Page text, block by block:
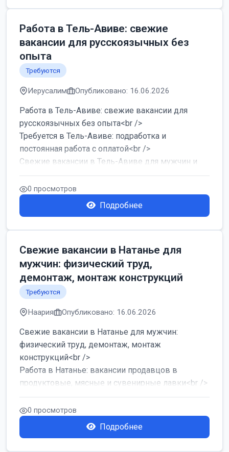
Работа в Тель-Авиве: свежие
вакансии для русскоязычных без
опыта
Требуются
Иерусалим Опубликовано: 16.06.2026
Работа в Тель-Авиве: свежие вакансии для
русскоязычных без опыта<br />
Требуется в Тель-Авиве: подработка и
постоянная работа с оплатой<br />
Свежие вакансии в Тель-Авиве для мужчин и
женщин от хозя...
0 просмотров
Подробнее
Свежие вакансии в Натанье для
мужчин: физический труд,
демонтаж, монтаж конструкций
Требуются
Наария Опубликовано: 16.06.2026
Свежие вакансии в Натанье для мужчин:
физический труд, демонтаж, монтаж
конструкций<br />
Работа в Натанье: вакансии продавцов в
продуктовые, мясные и сувенирные лавки<br />
Разнорабочий на сборку м...
0 просмотров
Подробнее